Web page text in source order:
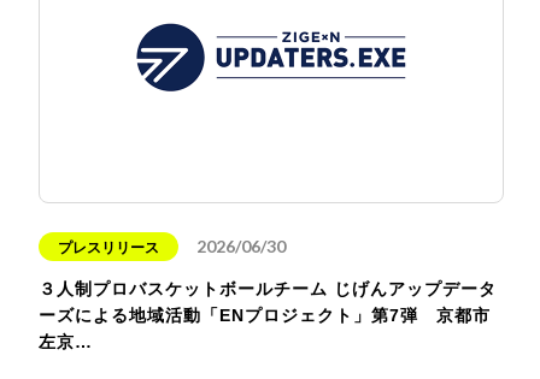
プレスリリース 2026/06/30
３人制プロバスケットボールチーム じげんアップデータ
ーズによる地域活動「ENプロジェクト」第7弾 京都市
左京…